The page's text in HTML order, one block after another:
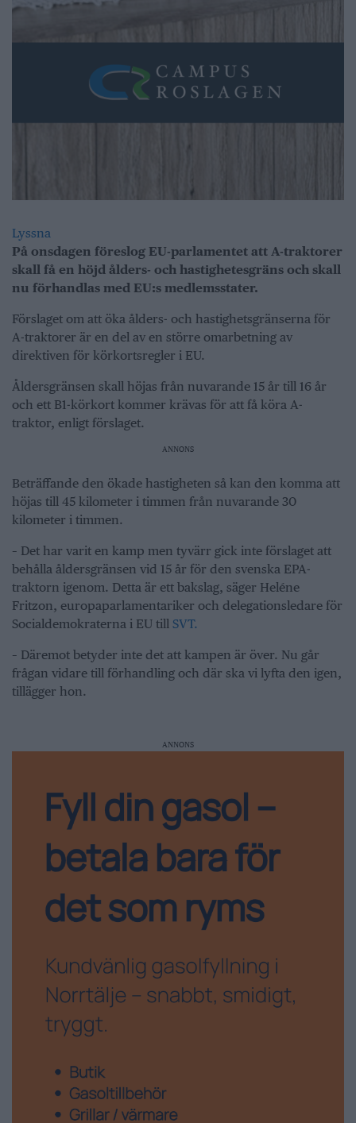
Lyssna
På onsdagen föreslog EU-parlamentet att A-traktorer
skall få en höjd ålders- och hastighetesgräns och skall
nu förhandlas med EU:s medlemsstater.
Förslaget om att öka ålders- och hastighetsgränserna för
A-traktorer är en del av en större omarbetning av
direktiven för körkortsregler i EU.
Åldersgränsen skall höjas från nuvarande 15 år till 16 år
och ett B1-körkort kommer krävas för att få köra A-
traktor, enligt förslaget.
ANNONS
Beträffande den ökade hastigheten så kan den komma att
höjas till 45 kilometer i timmen från nuvarande 30
kilometer i timmen.
– Det har varit en kamp men tyvärr gick inte förslaget att
behålla åldersgränsen vid 15 år för den svenska EPA-
traktorn igenom. Detta är ett bakslag, säger Heléne
Fritzon, europaparlamentariker och delegationsledare för
Socialdemokraterna i EU till SVT.
– Däremot betyder inte det att kampen är över. Nu går
frågan vidare till förhandling och där ska vi lyfta den igen,
tillägger hon.
ANNONS